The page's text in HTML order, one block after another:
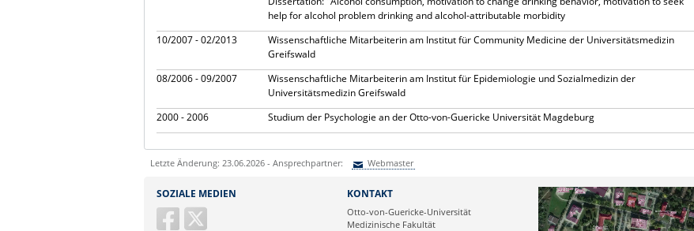
help for alcohol problem drinking and alcohol-attributable morbidity
10/2007 - 02/2013
Wissenschaftliche Mitarbeiterin am Institut für Community Medicine der Universitätsmedizin
Greifswald
08/2006 - 09/2007
Wissenschaftliche Mitarbeiterin am Institut für Epidemiologie und Sozialmedizin der
Universitätsmedizin Greifswald
2000 - 2006
Studium der Psychologie an der Otto-von-Guericke Universität Magdeburg
Letzte Änderung: 23.06.2026 - Ansprechpartner: Webmaster
Ihre E-Mailadresse:
SOZIALE MEDIEN KONTAKT
Otto-von-Guericke-Universität
Medizinische Fakultät